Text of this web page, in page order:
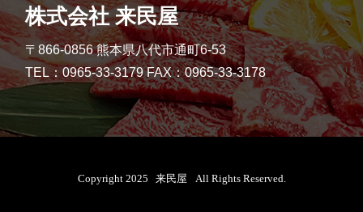
株式会社 来民屋
〒866-0856 熊本県八代市通町6-53
TEL：0965-33-3179 FAX：0965-33-3178
Copyright 2025 来民屋 All Rights Reserved.